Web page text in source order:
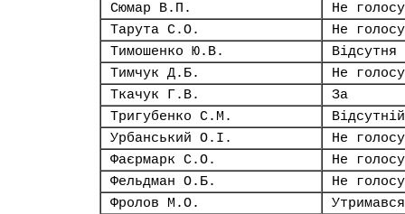
Сюмар В.П.
Не
Тарута С.О.
Не
Тимошенко Ю.В.
Відсутня
Тимчук Д.Б.
Не
Ткачук Г.В.
За
Тригубенко С.М.
Відсутній
Урбанський О.І.
Не
Фаєрмарк С.О.
Не
Фельдман О.Б.
Не
Фролов М.О.
Утримався